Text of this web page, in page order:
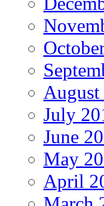
August
July
June
May
April